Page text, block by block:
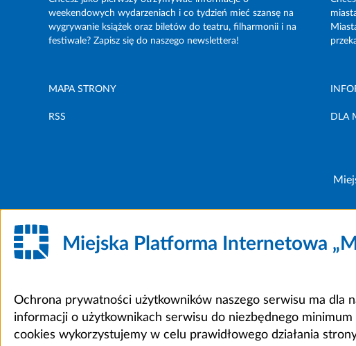
weekendowych wydarzeniach i co tydzień mieć szansę na
wygrywanie książek oraz biletów do teatru, filharmonii i na
festiwale? Zapisz się do naszego newslettera!
MAPA STRONY
RSS DLA
Miejska Platforma Internetowa
Ochrona prywatności użytkowników naszego serwisu ma dla
informacji o użytkownikach serwisu do niezbędnego
cookies wykorzystujemy w celu prawidłowego działania